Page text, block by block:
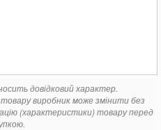
довідковий характер.
виробник може змінити без
(характеристики) товару перед